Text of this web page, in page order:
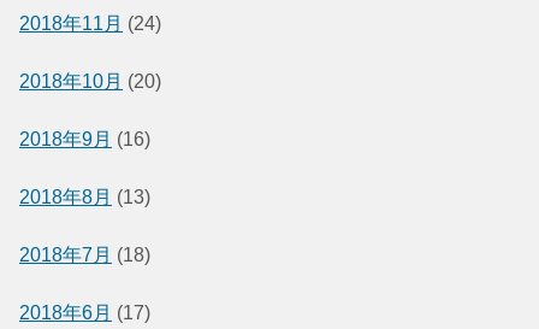
2018年11月 (24)
2018年10月 (20)
2018年9月 (16)
2018年8月 (13)
2018年7月 (18)
2018年6月 (17)